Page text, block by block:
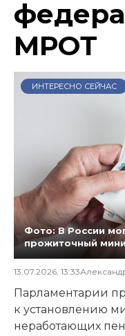
МРОТ
ИНТЕРЕСНО СЕЙЧАС
Фото: В России
прожиточный
13.07.2026, 13:33
Парламентарии
к установлению
неработающих